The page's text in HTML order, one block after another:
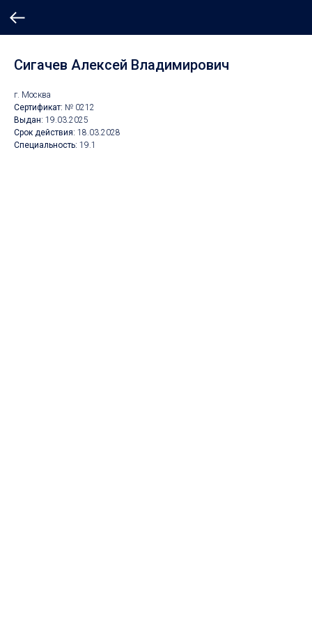
Сигачев Алексей Владимирович
г. Москва
Сертификат: № 0212
Выдан: 19.03.2025
Срок действия: 18.03.2028
Специальность: 19.1